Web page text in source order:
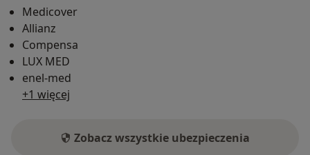
Medicover
Allianz
Compensa
LUX MED
enel-med
+1 więcej
Zobacz wszystkie ubezpieczenia